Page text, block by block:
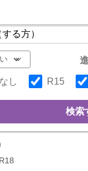
し R15
検索